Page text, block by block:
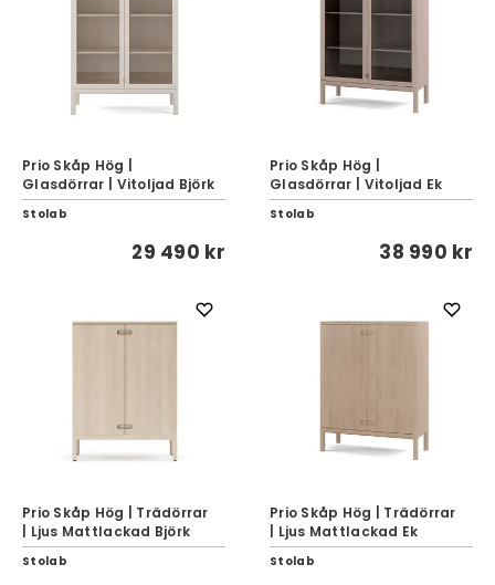
Prio Skåp Hög |
Glasdörrar | Vitoljad Björk
Stolab
29 490 kr
Prio Skåp Hög |
Glasdörrar | Vitoljad Ek
Stolab
38 990 kr
Prio Skåp Hög | Trädörrar
| Ljus Mattlackad Björk
Stolab
Prio Skåp Hög | Trädörrar
| Ljus Mattlackad Ek
Stolab